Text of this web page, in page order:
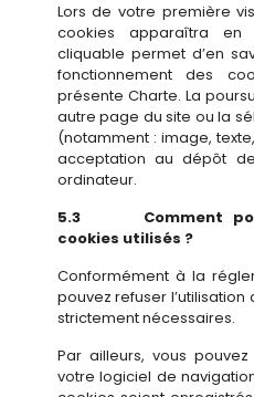
Lors de votre première
cookies apparaîtra en
cliquable permet d’en
fonctionnement des
présente Charte. La
autre page du site ou la
(notamment : image,
acceptation au dépôt
ordinateur.
5.3 Comment
cookies utilisés ?
Conformément à la
pouvez refuser
strictement nécessaires.
Par ailleurs, vous
votre logiciel de